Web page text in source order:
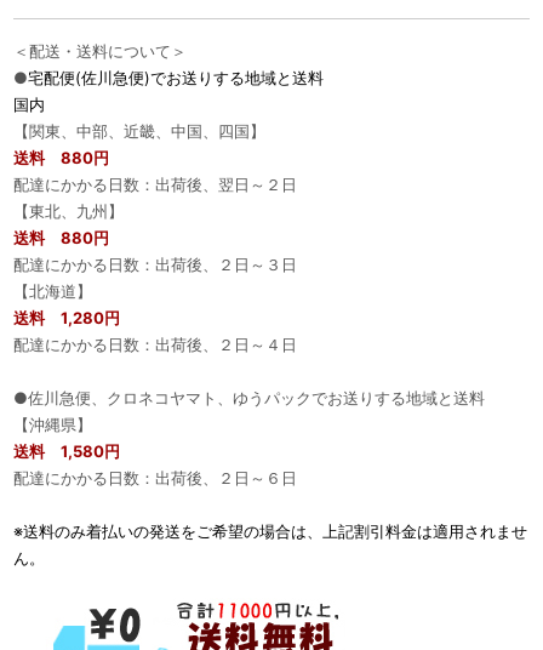
＜配送・送料について＞
●宅配便(佐川急便)でお送りする地域と送料
国内
【関東、中部、近畿、中国、四国】
送料 880円
配達にかかる日数：出荷後、翌日～２日
【東北、九州】
送料 880円
配達にかかる日数：出荷後、２日～３日
【北海道】
送料 1,280円
配達にかかる日数：出荷後、２日～４日
●佐川急便、クロネコヤマト、ゆうパックでお送りする地域と送料
【沖縄県】
送料 1,580円
配達にかかる日数：出荷後、２日～６日
※送料のみ着払いの発送をご希望の場合は、上記割引料金は適用されませ
ん。